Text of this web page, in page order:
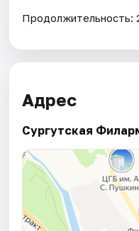
Продолжительность:
Адрес
Сургутская